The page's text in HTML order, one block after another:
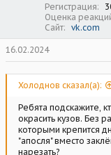
Регистрация
Оценка
Сайт
vk.com
16.02.2024
Холоднов сказал(а):
Ребята подскажите,
окрасить кузов. Без
которыми крепится
"апосля" вместо
нарезать?